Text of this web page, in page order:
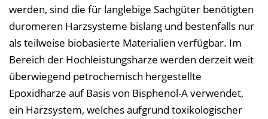
werden, sind die für langlebige Sachgüter benötigten
duromeren Harzsysteme bislang und bestenfalls nur
als teilweise biobasierte Materialien verfügbar. Im
Bereich der Hochleistungsharze werden derzeit weit
überwiegend petrochemisch hergestellte
Epoxidharze auf Basis von Bisphenol-A verwendet,
ein Harzsystem, welches aufgrund toxikologischer